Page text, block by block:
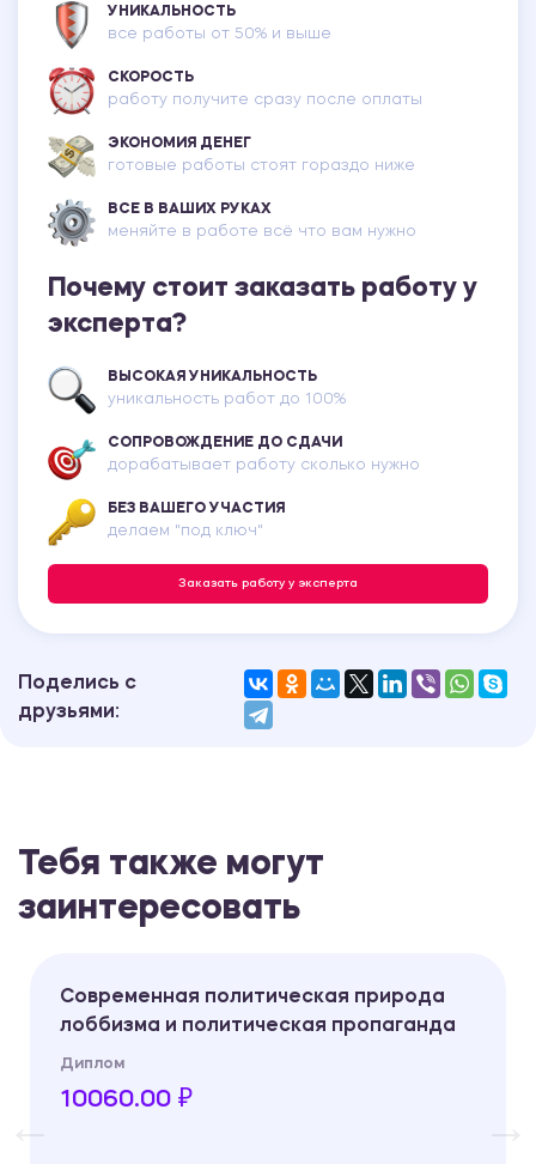
УНИКАЛЬНОСТЬ
все работы от 50% и выше
СКОРОСТЬ
работу получите сразу после оплаты
ЭКОНОМИЯ ДЕНЕГ
готовые работы стоят гораздо ниже
ВСЕ В ВАШИХ РУКАХ
меняйте в работе всё что вам нужно
Почему стоит заказать работу у
эксперта?
ВЫСОКАЯ УНИКАЛЬНОСТЬ
уникальность работ до 100%
СОПРОВОЖДЕНИЕ ДО СДАЧИ
дорабатывает работу сколько нужно
БЕЗ ВАШЕГО УЧАСТИЯ
делаем "под ключ"
Заказать работу у эксперта
Поделись с
друзьями:
Тебя также могут
заинтересовать
Современная политическая природа
лоббизма и политическая пропаганда
Диплом
10060.00 ₽